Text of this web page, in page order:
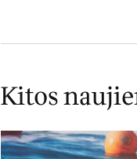
Kitos